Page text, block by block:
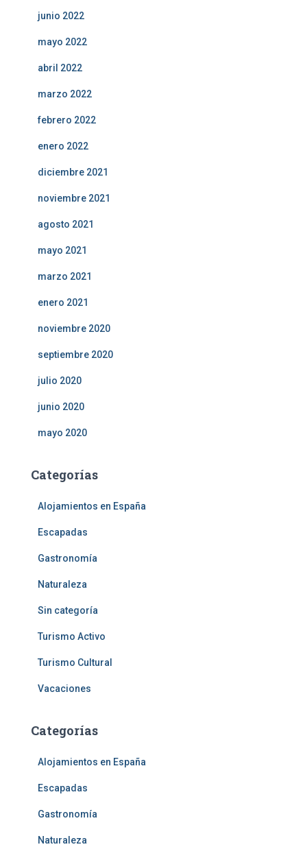
junio 2022
mayo 2022
abril 2022
marzo 2022
febrero 2022
enero 2022
diciembre 2021
noviembre 2021
agosto 2021
mayo 2021
marzo 2021
enero 2021
noviembre 2020
septiembre 2020
julio 2020
junio 2020
mayo 2020
Categorías
Alojamientos en España
Escapadas
Gastronomía
Naturaleza
Sin categoría
Turismo Activo
Turismo Cultural
Vacaciones
Categorías
Alojamientos en España
Escapadas
Gastronomía
Naturaleza